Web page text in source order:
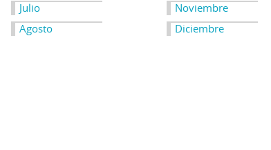
Julio
Agosto
Noviembre
Diciembre